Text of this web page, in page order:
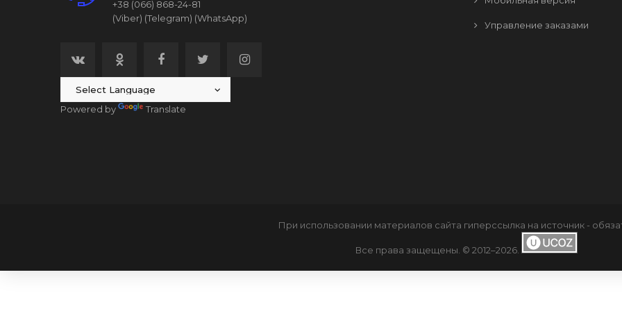
+38 (066) 868-24-81
(Viber) (Telegram) (WhatsApp)
Powered by Translate
Управление заказами
При использовании материалов сайта гиперссылка на источник -
Все права защещены. © 2012–2026